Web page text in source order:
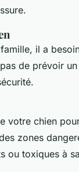
il a
de prévoir
votre chien
zones
ou toxiques à